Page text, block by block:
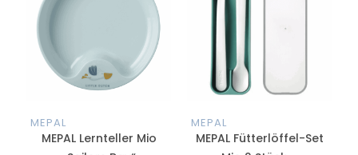
MEPAL
MEPAL Lernteller Mio
MEPAL
MEPAL Fütterlöffel-Set